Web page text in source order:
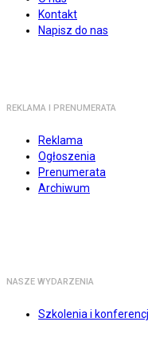
Kontakt
Napisz do nas
REKLAMA I PRENUMERATA
Reklama
Ogłoszenia
Prenumerata
Archiwum
NASZE WYDARZENIA
Szkolenia i